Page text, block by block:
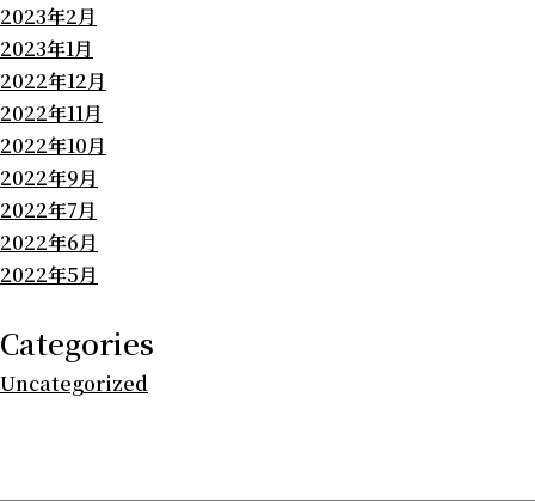
2023年2月
2023年1月
2022年12月
2022年11月
2022年10月
2022年9月
2022年7月
2022年6月
2022年5月
Categories
Uncategorized